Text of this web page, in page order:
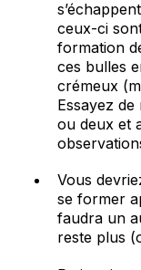
ceux-ci
formation
ces bulles
crémeux
Essayez
ou deux et
Vous
se former
faudra un
reste plus